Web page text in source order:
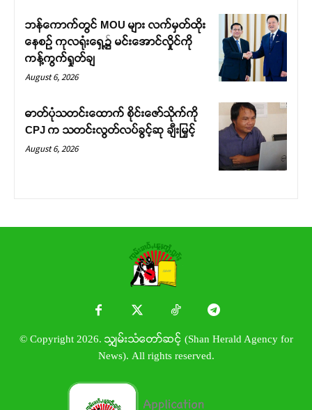
ဘန်ကောက်တွင် MOU များ လက်မှတ်ထိုး
နေစဉ် ကုလရုံးရှေ့၌ မင်းအောင်လှိုင်ကို
ကန့်ကွက်ရှုတ်ချ
August 6, 2026
ဓာတ်ပုံသတင်းထောက် စိုင်းဇော်သိုက်ကို
CPJ က သတင်းလွတ်လပ်ခွင့်ဆု ချီးမြှင့်
August 6, 2026
© Copyright 2026. သျှမ်းသံတော်ဆင့် (Shan Herald Agency for
News). All rights reserved.